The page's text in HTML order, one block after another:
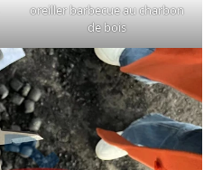
oreiller barbecue au charbon
de bois